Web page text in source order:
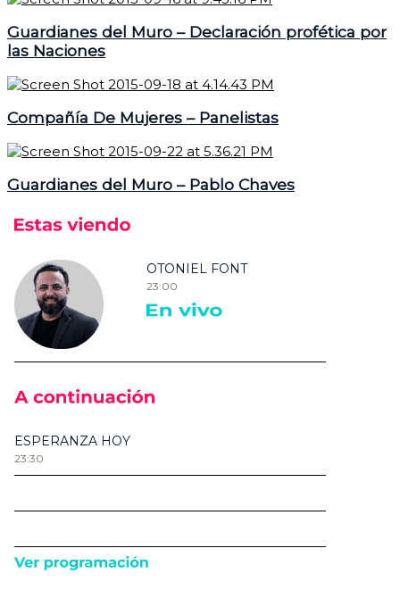
Guardianes del Muro – Declaración profética por
las Naciones
Compañía De Mujeres – Panelistas
Guardianes del Muro – Pablo Chaves